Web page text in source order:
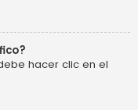
hacer clic en el